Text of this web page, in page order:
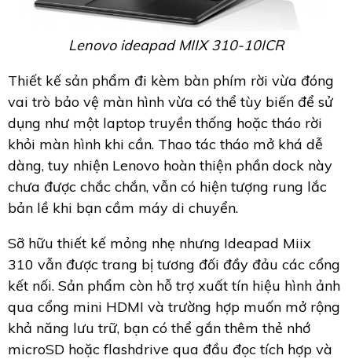
Lenovo ideapad MIIX 310-10ICR
Thiết kế sản phẩm đi kèm bàn phím rời vừa đóng
vai trò bảo vệ màn hình vừa có thể tùy biến để sử
dụng như một laptop truyền thống hoặc tháo rời
khỏi màn hình khi cần. Thao tác tháo mở khá dễ
dàng, tuy nhiện Lenovo hoàn thiện phần dock này
chưa được chắc chắn, vẫn có hiện tượng rung lắc
bản lề khi bạn cầm máy di chuyển.
Sỡ hữu thiết kế mỏng nhẹ nhưng Ideapad Miix
310 vẫn được trang bị tương đối đầy đảu các cổng
kết nối. Sản phẩm còn hỗ trợ xuất tín hiệu hình ảnh
qua cổng mini HDMI và trường hợp muốn mở rộng
khả năng lưu trữ, bạn có thể gắn thêm thẻ nhớ
microSD hoặc flashdrive qua đầu đọc tích hợp và